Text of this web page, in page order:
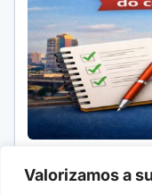
Valorizamos a